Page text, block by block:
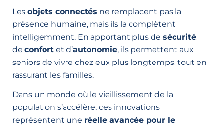
Les objets connectés ne remplacent pas la
présence humaine, mais ils la complètent
intelligemment. En apportant plus de sécurité,
de confort et d’autonomie, ils permettent aux
seniors de vivre chez eux plus longtemps, tout en
rassurant les familles.
Dans un monde où le vieillissement de la
population s’accélère, ces innovations
représentent une réelle avancée pour le